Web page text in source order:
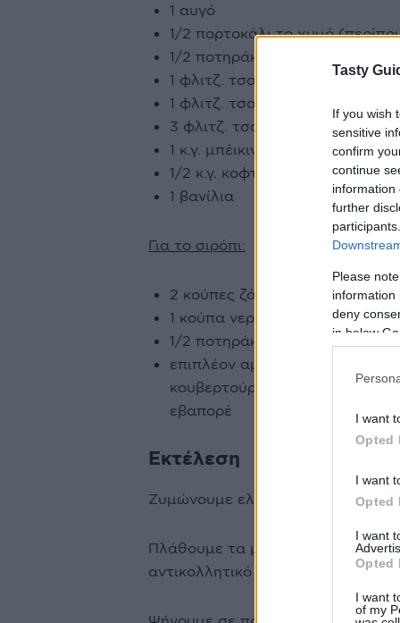
Tasty
If you wish
sensitive
confirm
continue
information
further
Please
information
deny
in below
I want
Opted
I want
Opted
I want
Opted
I want
of my
1 αυγό
1/2 πορτοκάλι το χυμό
1/2 ποτηράκι κρασιού κονιάκ
1 φλιτζ. τσαγιού αμύγδαλο
1 φλιτζ. τσαγιού κακάο
3 φλιτζ. τσαγιού αλεύρι (για
1 κ.γ. μπέικιν πάουντερ
1/2 κ.γ. κοφτή αλάτι
1 βανίλια
Για το σιρόπι:
2 κούπες ζάχαρη
1 κούπα νερό
1/2 ποτηράκι κρασιού κονιάκ
επιπλέον αμύγδαλο
κουβερτούρα λιωμένη σε μπεν
εβαπορέ
Εκτέλεση
Ζυμώνουμε ελαφρά με το χέρι
Πλάθουμε τα μελομακάρονα και
αντικολλητικό χαρτί.